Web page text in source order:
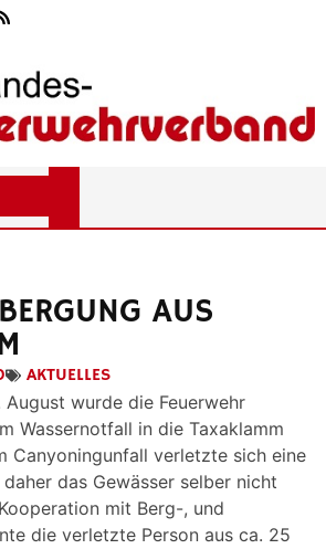
AUS
AKTUELLES
August wurde die Feuerwehr
Wassernotfall in die Taxaklamm
Canyoningunfall verletzte sich eine
das Gewässer selber nicht
mit Berg-, und
die verletzte Person aus ca. 25